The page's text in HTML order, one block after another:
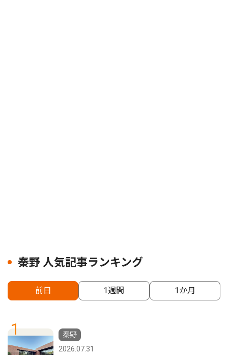
秦野 人気記事ランキング
前日 1週間 1か月
1
秦野
2026.07.31